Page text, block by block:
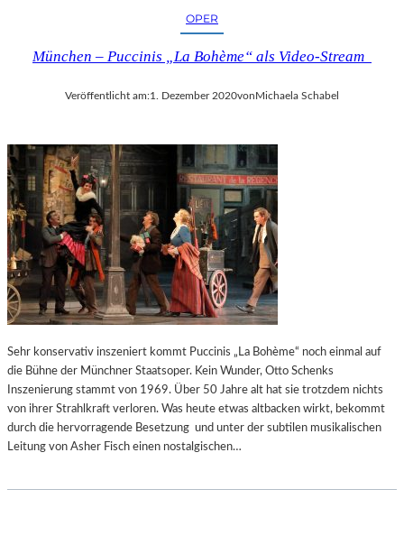
OPER
München – Puccinis „La Bohème“ als Video-Stream
Veröffentlicht am:1. Dezember 2020vonMichaela Schabel
Sehr konservativ inszeniert kommt Puccinis „La Bohème“ noch einmal auf
die Bühne der Münchner Staatsoper. Kein Wunder, Otto Schenks
Inszenierung stammt von 1969. Über 50 Jahre alt hat sie trotzdem nichts
von ihrer Strahlkraft verloren. Was heute etwas altbacken wirkt, bekommt
durch die hervorragende Besetzung und unter der subtilen musikalischen
Leitung von Asher Fisch einen nostalgischen…